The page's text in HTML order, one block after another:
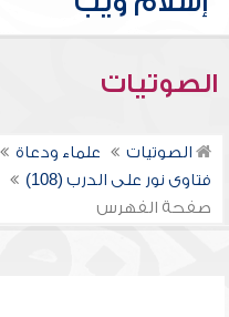
الصوتيات
الصوتيات علماء ودعاة
فتاوى نور على الدرب (108)
صفحة الفهرس